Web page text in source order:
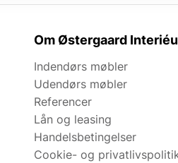
Om Østergaard
Indendørs møbler
Udendørs møbler
Referencer
Lån og leasing
Handelsbetingelser
Cookie- og